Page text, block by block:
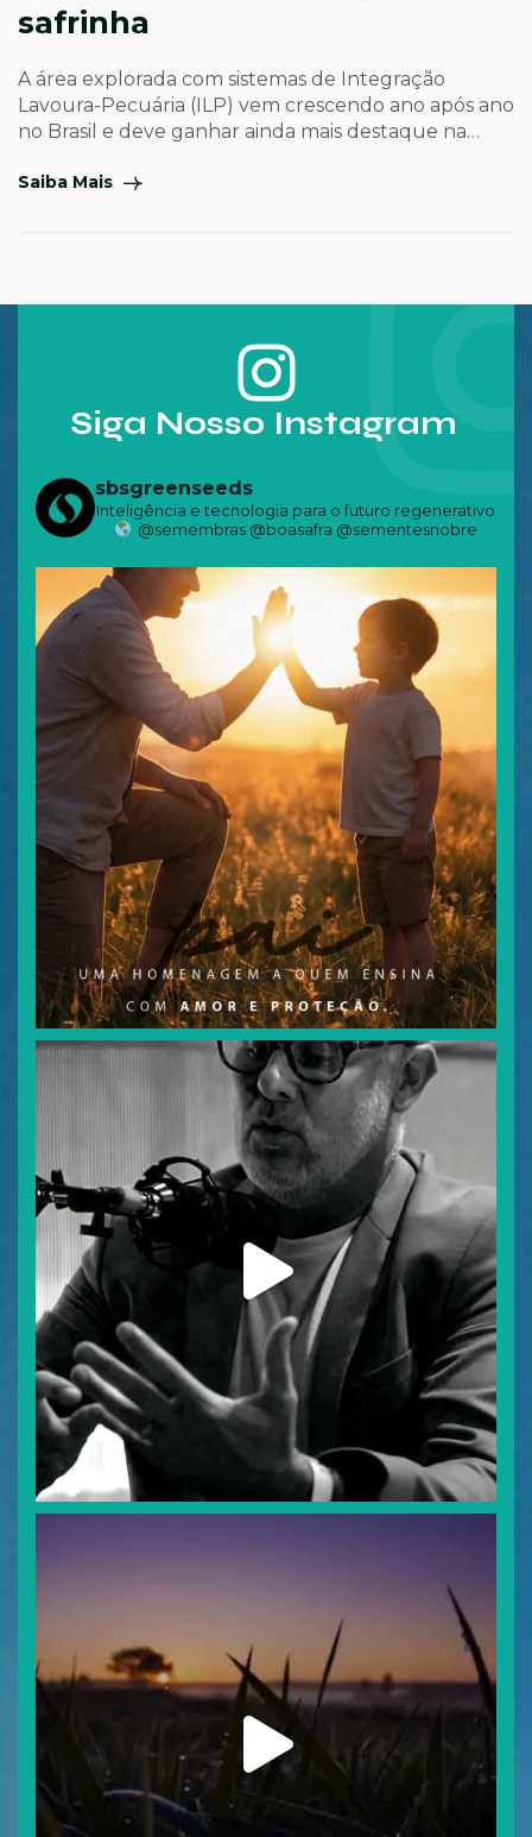
safrinha
A área explorada com sistemas de Integração
Lavoura-Pecuária (ILP) vem crescendo ano após ano
no Brasil e deve ganhar ainda mais destaque na
cenário de alerta na agricultura, marcado pelo
Saiba Mais
Siga Nosso Instagram
sbsgreenseeds
Inteligência e tecnologia para o futuro regenerativo
@semembras @boasafra @sementesnobre